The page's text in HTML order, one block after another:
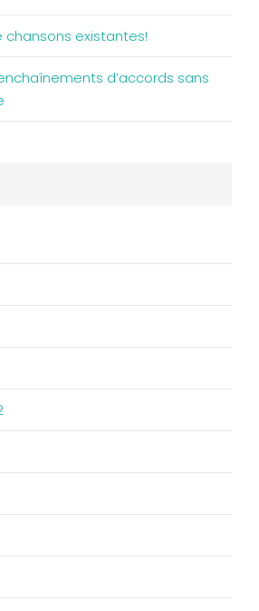
chansons existantes!
d’accords sans